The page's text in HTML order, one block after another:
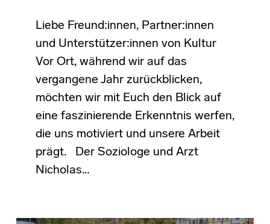
Liebe Freund:innen, Partner:innen
und Unterstützer:innen von Kultur
Vor Ort, während wir auf das
vergangene Jahr zurückblicken,
möchten wir mit Euch den Blick auf
eine faszinierende Erkenntnis werfen,
die uns motiviert und unsere Arbeit
prägt. Der Soziologe und Arzt
Nicholas…